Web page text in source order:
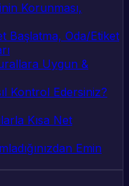
Korunması,
Başlatma, Oda/Etiket
Uygun &
Kontrol Edersiniz?
Kısa Net
Emin